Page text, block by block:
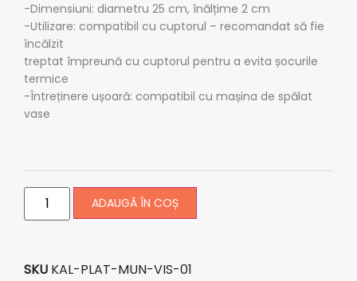
-Dimensiuni: diametru 25 cm, înălțime 2 cm
-Utilizare: compatibil cu cuptorul – recomandat să fie
încălzit
treptat împreună cu cuptorul pentru a evita șocurile
termice
-Întreținere ușoară: compatibil cu mașina de spălat
vase
ADAUGĂ ÎN COȘ
SKU KAL-PLAT-MUN-VIS-01